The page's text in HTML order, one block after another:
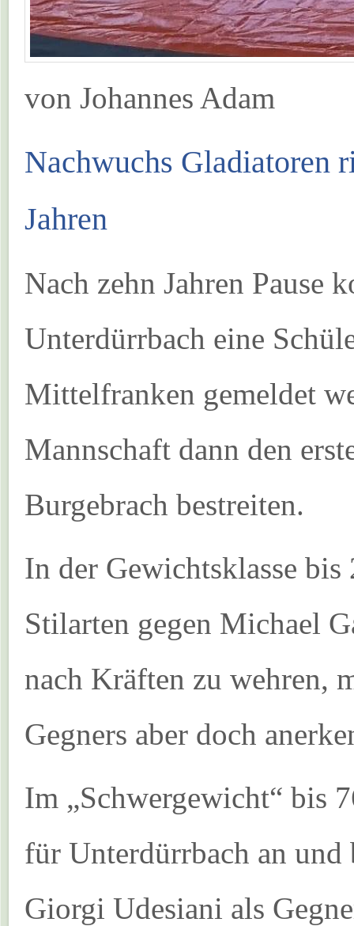
von Johannes Adam
Nachwuchs Gladiatoren
Jahren
Nach zehn Jahren Pause
Unterdürrbach eine
Mittelfranken gemeldet
Mannschaft dann den
Burgebrach bestreiten.
In der Gewichtsklasse
Stilarten gegen Michael
nach Kräften zu wehren,
Gegners aber doch
Im „Schwergewicht“ bis
für Unterdürrbach an und
Giorgi Udesiani als